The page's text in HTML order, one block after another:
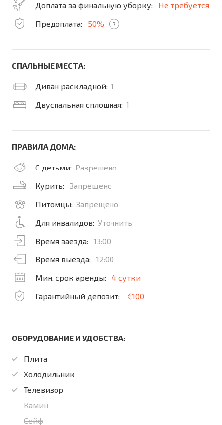
Доплата за финальную уборку:
Не требуется
Предоплата:
50% ?
СПАЛЬНЫЕ МЕСТА:
Диван раскладной: 1
Двуспальная сплошная: 1
ПРАВИЛА ДОМА:
С детьми: Разрешено
Курить:
Запрещено
Питомцы: Запрещено
Для инвалидов: Уточнить
Время заезда:
13:00
Время выезда:
12:00
Мин. срок аренды:
4 сутки
Гарантийный депозит:
€100
ОБОРУДОВАНИЕ И УДОБСТВА:
Плита
Холодильник
Телевизор
Камин
Сейф